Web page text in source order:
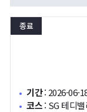
종료
기간: 2026-06-
코스: SG 테디